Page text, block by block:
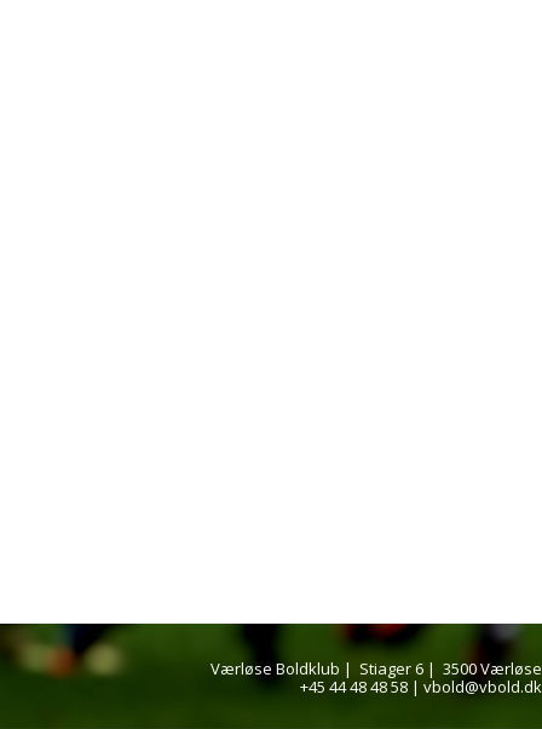
Værløse Boldklub | Stiager 6 | 3500 Værløse
+45 44 48 48 58 | vbold@vbold.dk